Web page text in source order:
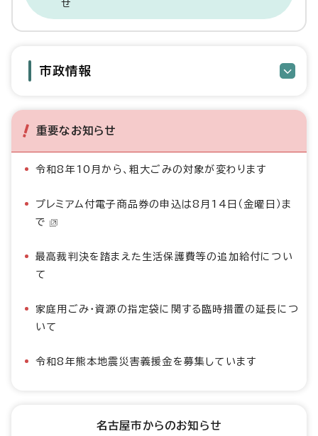
せ
市政情報
重要なお知らせ
令和8年10月から、粗大ごみの対象が変わります
プレミアム付電子商品券の申込は8月14日（金曜日）ま
で
最高裁判決を踏まえた生活保護費等の追加給付につい
て
家庭用ごみ・資源の指定袋に関する臨時措置の延長につ
いて
令和8年熊本地震災害義援金を募集しています
名古屋市からのお知らせ